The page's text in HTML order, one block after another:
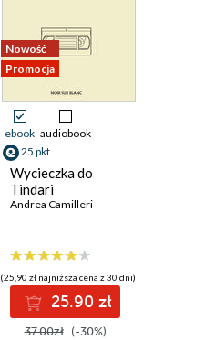
Nowość
Promocja
ebook audiobook
25 pkt
Wycieczka do
Tindari
Andrea Camilleri
(25,90 zł najniższa cena z 30 dni)
25.90 zł
37.00zł (-30%)